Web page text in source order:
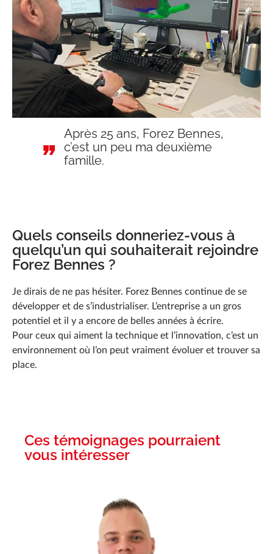
Après 25 ans, Forez Bennes,
c’est un peu ma deuxième
famille.
Quels conseils donneriez-vous à
quelqu’un qui souhaiterait rejoindre
Forez Bennes ?
Je dirais de ne pas hésiter. Forez Bennes continue de se
développer et de s’industrialiser. L’entreprise a un gros
potentiel et il y a encore de belles années à écrire.
Pour ceux qui aiment la technique et l’innovation, c’est un
environnement où l’on peut vraiment évoluer et trouver sa
place.
Ces témoignages pourraient
vous intéresser